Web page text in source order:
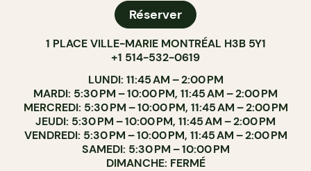
Réserver
1 PLACE VILLE-MARIE MONTRÉAL H3B 5Y1
+1 514-532-0619
LUNDI: 11:45 AM – 2:00 PM
MARDI: 5:30 PM – 10:00 PM, 11:45 AM – 2:00 PM
MERCREDI: 5:30 PM – 10:00 PM, 11:45 AM – 2:00 PM
JEUDI: 5:30 PM – 10:00 PM, 11:45 AM – 2:00 PM
VENDREDI: 5:30 PM – 10:00 PM, 11:45 AM – 2:00 PM
SAMEDI: 5:30 PM – 10:00 PM
DIMANCHE: FERMÉ